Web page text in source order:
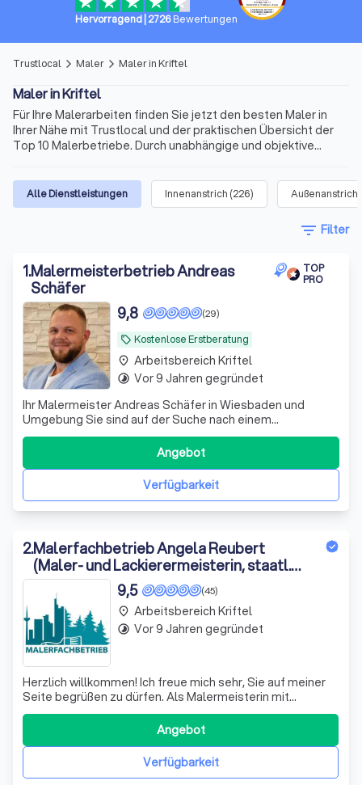
Hervorragend 2726Bewertungen
Trustlocal arrow_forward_ios Maler arrow_forward_ios Maler in Kriftel
Maler in Kriftel
Für Ihre Malerarbeiten finden Sie jetzt den besten Maler in
Ihrer Nähe mit Trustlocal und der praktischen Übersicht der
Top 10 Malerbetriebe. Durch unabhängige und objektive
Informationen schon vor der ersten Kontaktaufnahme. Maler
in Kriftel gibt es viele. Doch die Anforderungen können
abweichen. So informieren wir Sie auch über
Spezialisierungen der Anbieter, die in übersichtlichen Profilen
ihre Expertise zu Malerarbeiten in Innen- und Außenbereichen
Umgebung präsentieren.
Alle Dienstleistungen Innenanstrich (226) Außenanstrich
filter_list Filter
1.Malermeisterbetrieb Andreas
Schäfer
TOP
PRO
local_offer Kostenlose Erstberatung
(29)
9,8
Ihr Malermeister Andreas Schäfer in Wiesbaden und
Umgebung Sie sind auf der Suche nach einem
zuverlässigen Malermeisterbetrieb in Wiesbaden und
Umgebung? Sie möchten Ihre Wohnung tapezieren,
wünschen einen neuen Bodenbelag oder möchten die
Außenfassade wieder auf Hochglanz bringen? Wenn Sie
Verfügbarkeit
Angebot
place Arbeitsbereich Kriftel
timelapse Vor 9 Jahren gegründet
2.Malerfachbetrieb Angela Reubert
(Maler- und Lackierermeisterin, staatl.
geprf. Technikerin)
(45)
9,5
Herzlich willkommen! Ich freue mich sehr, Sie auf meiner
Seite begrüßen zu dürfen. Als Malermeisterin mit
Leidenschaft für mein Handwerk, lade ich Sie ein, sich von
meinen abgeschlossenen Projekten inspirieren zu lassen.
Meine Arbeitsschwerpunkte liegen in der individuellen
Gestaltung von Wohn- undVerfügbarkeit
Angebot
place Arbeitsbereich Kriftel
timelapse Vor 9 Jahren gegründet